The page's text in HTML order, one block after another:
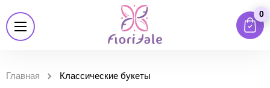
0
Главная Классические букеты